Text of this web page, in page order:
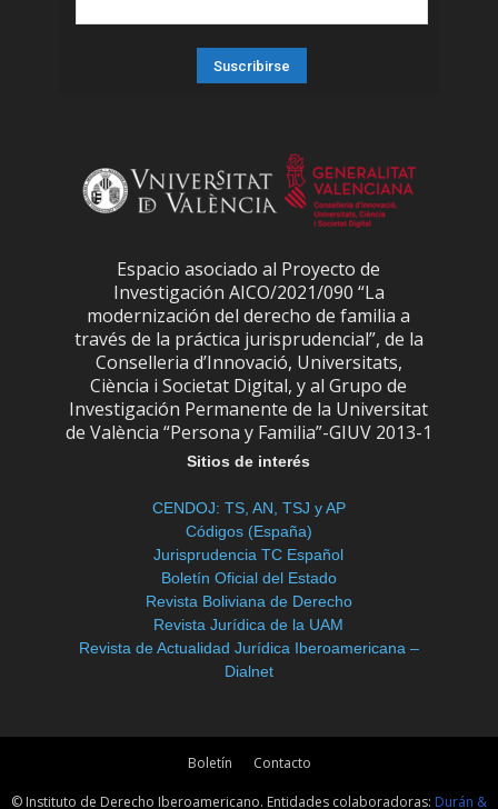
Espacio asociado al Proyecto de
Investigación AICO/2021/090 “La
modernización del derecho de familia a
través de la práctica jurisprudencial”, de la
Conselleria d’Innovació, Universitats,
Ciència i Societat Digital, y al Grupo de
Investigación Permanente de la Universitat
de València “Persona y Familia”-GIUV 2013-1
Sitios de interés
CENDOJ: TS, AN, TSJ y AP
Códigos (España)
Jurisprudencia TC Español
Boletín Oficial del Estado
Revista Boliviana de Derecho
Revista Jurídica de la UAM
Revista de Actualidad Jurídica Iberoamericana –
Dialnet
Boletín Contacto
© Instituto de Derecho Iberoamericano. Entidades colaboradoras: Durán &